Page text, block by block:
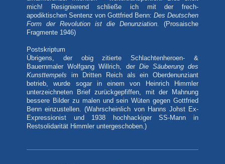
mich! Resignierend schließe ich mit der frech-
apodiktischen Sentenz von Gottfried Benn: Des Deutschen
Form der Revolution ist die Denunziation.
(Prosaische
Fragmente 1946)
Postskriptum
Übrigens, der obig zitierte Schlachtenheroen- &
Bauernmaler Wolfgang Willrich, der Die Säuberung des
Kunsttempels im Dritten Reich als ein Oberdenunziant
betrieb, wurde sogar in einem von Heinrich Himmler
unterzeichneten Brief zurückgepfiffen, mit der Mahnung
bessere Bilder zu malen und sein Wüten gegen Gottfried
Benn einzustellen. (Wahrscheinlich von Hanns Johst Ex-
Expressionist und 1938 hochhackiger SS-Mann in
Restsolidarität Himmler untergeschoben.)